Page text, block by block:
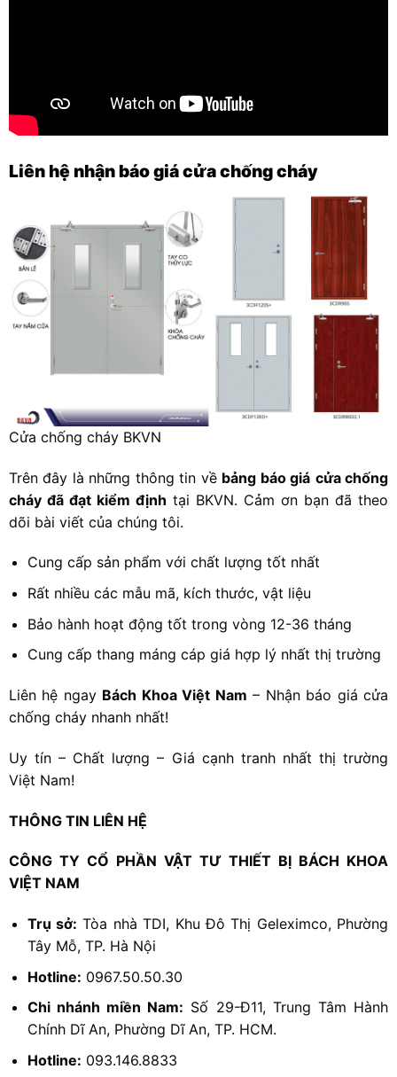
Liên hệ nhận báo giá cửa chống cháy
Cửa chống cháy BKVN
Trên đây là những thông tin về bảng báo giá cửa chống
cháy đã đạt kiểm định tại BKVN. Cảm ơn bạn đã theo
dõi bài viết của chúng tôi.
Cung cấp sản phẩm với chất lượng tốt nhất
Rất nhiều các mẫu mã, kích thước, vật liệu
Bảo hành hoạt động tốt trong vòng 12-36 tháng
Cung cấp thang máng cáp giá hợp lý nhất thị trường
Liên hệ ngay Bách Khoa Việt Nam – Nhận báo giá cửa
chống cháy nhanh nhất!
Uy tín – Chất lượng – Giá cạnh tranh nhất thị trường
Việt Nam!
THÔNG TIN LIÊN HỆ
CÔNG TY CỔ PHẦN VẬT TƯ THIẾT BỊ BÁCH KHOA
VIỆT NAM
Trụ sở: Tòa nhà TDI, Khu Đô Thị Geleximco, Phường
Tây Mỗ, TP. Hà Nội
Hotline: 0967.50.50.30
Chi nhánh miền Nam: Số 29-Đ11, Trung Tâm Hành
Chính Dĩ An, Phường Dĩ An, TP. HCM.
Hotline: 093.146.8833